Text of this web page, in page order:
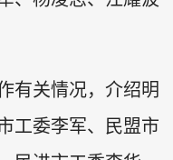
有关情况，介绍明
工委李军、民盟市